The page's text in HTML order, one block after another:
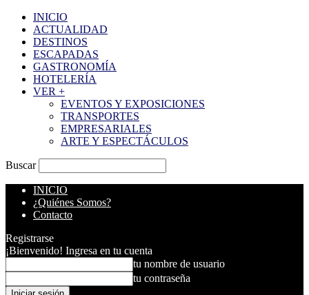
INICIO
ACTUALIDAD
DESTINOS
ESCAPADAS
GASTRONOMÍA
HOTELERÍA
VER +
EVENTOS Y EXPOSICIONES
TRANSPORTES
EMPRESARIALES
ARTE Y ESPECTÁCULOS
Buscar
INICIO
¿Quiénes Somos?
Contacto
Registrarse
¡Bienvenido! Ingresa en tu cuenta
tu nombre de usuario
tu contraseña